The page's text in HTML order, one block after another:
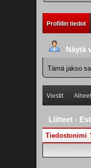
Profiilin tiedot
Näytä
Tämä jakso
Viestit Aiheet
Liitteet -
Tiedostonimi